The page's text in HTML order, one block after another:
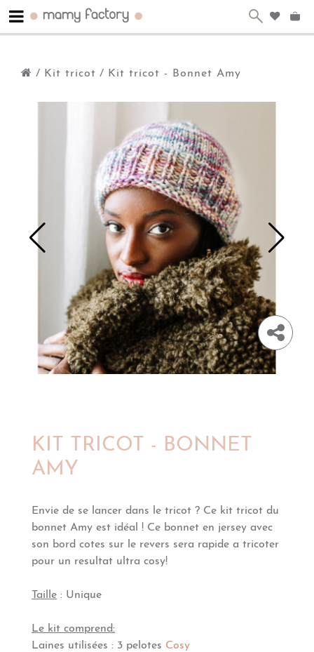
/ Kit tricot / Kit tricot - Bonnet Amy
KIT TRICOT - BONNET
AMY
Envie de se lancer dans le tricot ? Ce kit tricot du
bonnet Amy est idéal ! Ce bonnet en jersey avec
son bord cotes sur le revers sera rapide a tricoter
pour un resultat ultra cosy!
Taille : Unique
Le kit comprend:
Laines utilisées : 3 pelotes Cosy